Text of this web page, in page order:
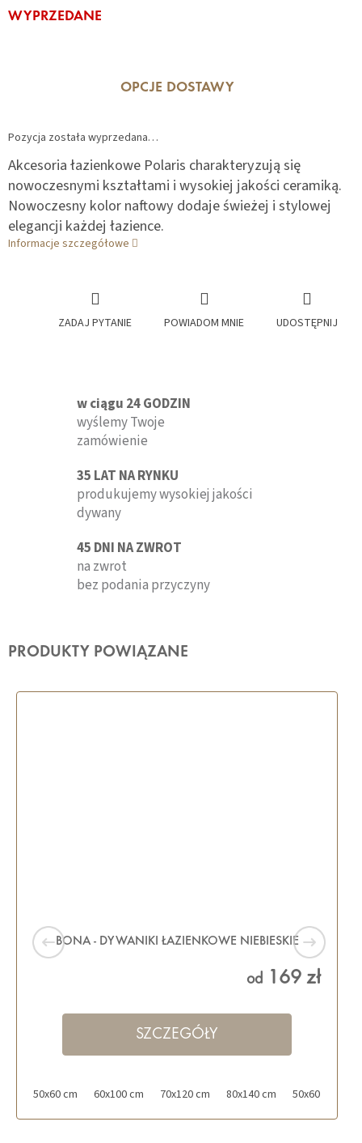
Cena
WYPRZEDANE
OPCJE DOSTAWY
Pozycja została wyprzedana…
Akcesoria łazienkowe Polaris charakteryzują się
nowoczesnymi kształtami i wysokiej jakości ceramiką.
Nowoczesny kolor naftowy dodaje świeżej i stylowej
elegancji każdej łazience.
Informacje szczegółowe
ZADAJ PYTANIE POWIADOM MNIE UDOSTĘPNIJ
w ciągu 24 GODZIN
wyślemy Twoje
zamówienie
35 LAT NA RYNKU
produkujemy wysokiej jakości
dywany
45 DNI NA ZWROT
na zwrot
bez podania przyczyny
PRODUKTY POWIĄZANE
BONA - DYWANIKI ŁAZIENKOWE NIEBIESKIE
od 169 zł
SZCZEGÓŁY
50x60 cm 60x100 cm 70x120 cm 80x140 cm 50x60 cm z